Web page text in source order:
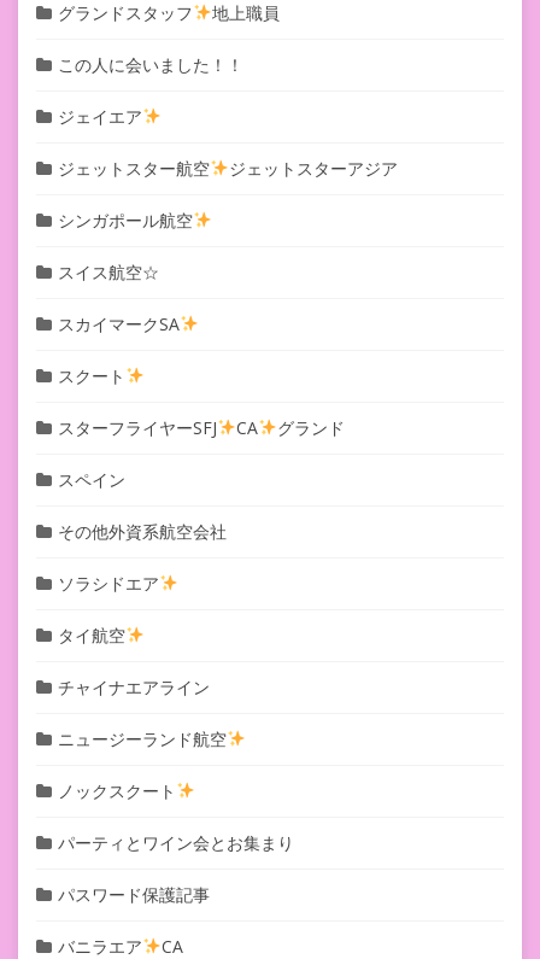
グランドスタッフ 地上職員
この人に会いました！！
ジェイエア
ジェットスター航空 ジェットスターアジア
シンガポール航空
スイス航空☆
スカイマークSA
スクート
スターフライヤーSFJ CA グランド
スペイン
その他外資系航空会社
ソラシドエア
タイ航空
チャイナエアライン
ニュージーランド航空
ノックスクート
パーティとワイン会とお集まり
パスワード保護記事
バニラエア CA